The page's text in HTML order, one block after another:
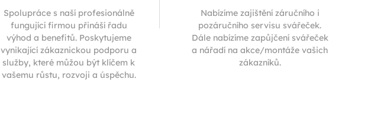
Spolupráce s naší profesionálně
fungující firmou přináší řadu
výhod a benefitů. Poskytujeme
vynikající zákaznickou podporu a
služby, které můžou být klíčem k
vašemu růstu, rozvoji a úspěchu.
Nabízíme zajištění záručního i
pozáručního servisu svářeček.
Dále nabízíme zapůjčení svářeček
a nářadí na akce/montáže vašich
zákazníků.